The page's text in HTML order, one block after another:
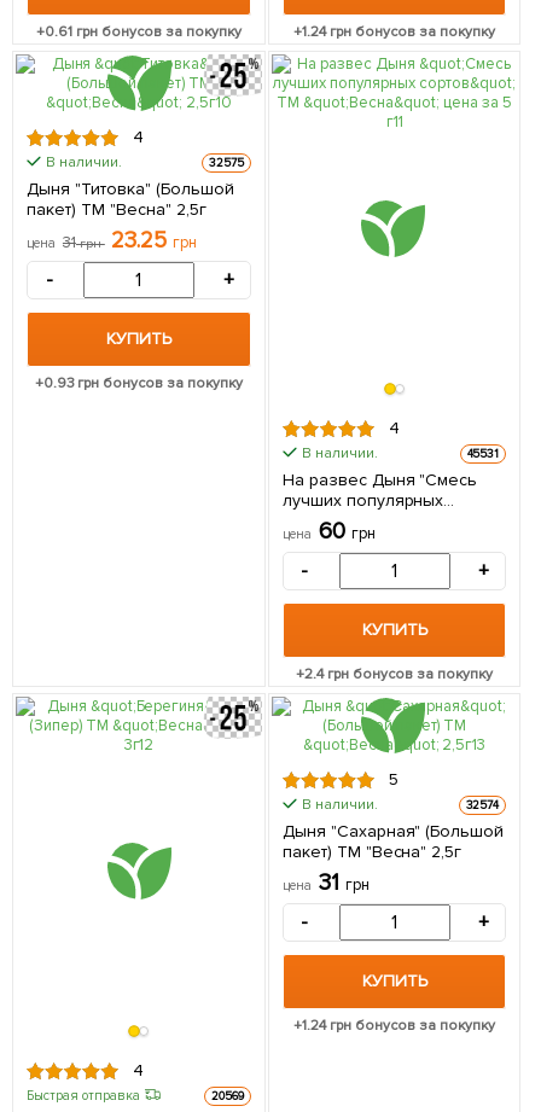
+0.61 грн бонусов за покупку +1.24грн бонусов за покупку
4
В наличии. 32575
Дыня "Титовка" (Большой
пакет) ТМ "Весна" 2,5г
цена 31грн 23.25 грн
- +
КУПИТЬ
+0.93грн бонусов за покупку
4
В наличии. 45531
На развес Дыня "Смесь
лучших популярных
сортов" ТМ "Весна" цена за
5 г
цена 60 грн
- +
КУПИТЬ
+2.4грн бонусов за покупку
4
Быстрая отправка 20569
5
В наличии. 32574
Дыня "Сахарная" (Большой
пакет) ТМ "Весна" 2,5г
цена 31 грн
- +
КУПИТЬ
+1.24грн бонусов за покупку